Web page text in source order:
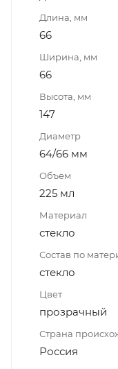
Длина, мм
66
Ширина, мм
66
Высота, мм
147
Диаметр
64/66 мм
Объем
225 мл
Материал
стекло
Состав по
стекло
Цвет
прозрачный
Страна
Россия